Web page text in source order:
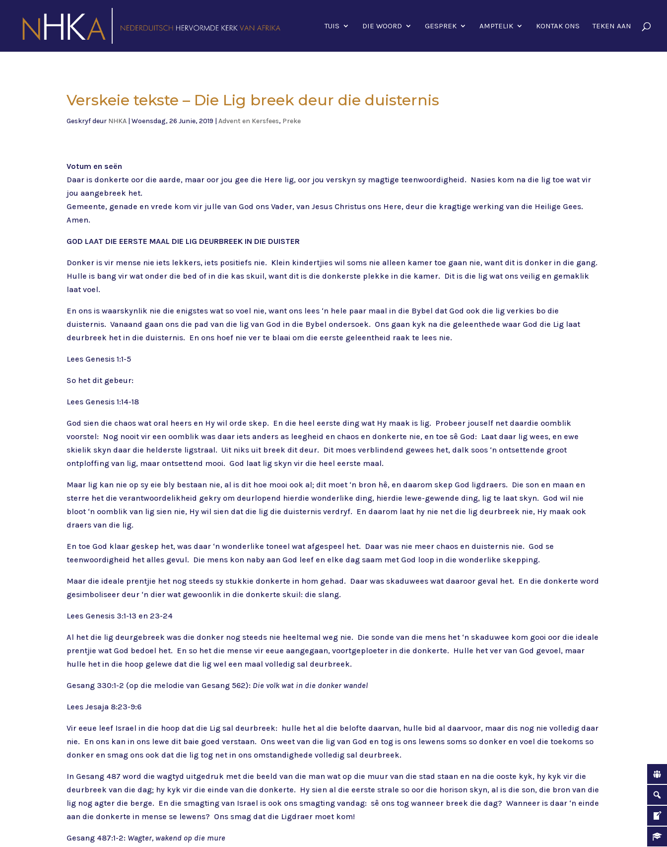
TUIS DIE WOORD GESPREK AMPTELIK KONTAK ONS TEKEN AAN
Verskeie tekste – Die Lig breek deur die duisternis
Geskryf deur NHKA |Woensdag, 26 Junie, 2019 |Advent en Kersfees, Preke
Votum en seën
Daar is donkerte oor die aarde, maar oor jou gee die Here lig, oor jou verskyn sy magtige teenwoordigheid. Nasies kom na die lig toe wat vir
jou aangebreek het.
Gemeente, genade en vrede kom vir julle van God ons Vader, van Jesus Christus ons Here, deur die kragtige werking van die Heilige Gees.
Amen.
GOD LAAT DIE EERSTE MAAL DIE LIG DEURBREEK IN DIE DUISTER
Donker is vir mense nie iets lekkers, iets positiefs nie. Klein kindertjies wil soms nie alleen kamer toe gaan nie, want dit is donker in die gang.
Hulle is bang vir wat onder die bed of in die kas skuil, want dit is die donkerste plekke in die kamer. Dit is die lig wat ons veilig en gemaklik
laat voel.
En ons is waarskynlik nie die enigstes wat so voel nie, want ons lees ‘n hele paar maal in die Bybel dat God ook die lig verkies bo die
duisternis. Vanaand gaan ons die pad van die lig van God in die Bybel ondersoek. Ons gaan kyk na die geleenthede waar God die Lig laat
deurbreek het in die duisternis. En ons hoef nie ver te blaai om die eerste geleentheid raak te lees nie.
Lees Genesis 1:1-5
So het dit gebeur:
Lees Genesis 1:14-18
God sien die chaos wat oral heers en Hy wil orde skep. En die heel eerste ding wat Hy maak is lig. Probeer jouself net daardie oomblik
voorstel: Nog nooit vir een oomblik was daar iets anders as leegheid en chaos en donkerte nie, en toe sê God: Laat daar lig wees, en ewe
skielik skyn daar die helderste ligstraal. Uit niks uit breek dit deur. Dit moes verblindend gewees het, dalk soos ‘n ontsettende groot
ontploffing van lig, maar ontsettend mooi. God laat lig skyn vir die heel eerste maal.
Maar lig kan nie op sy eie bly bestaan nie, al is dit hoe mooi ook al; dit moet ‘n bron hê, en daarom skep God ligdraers. Die son en maan en
sterre het die verantwoordelikheid gekry om deurlopend hierdie wonderlike ding, hierdie lewe-gewende ding, lig te laat skyn. God wil nie
bloot ‘n oomblik van lig sien nie, Hy wil sien dat die lig die duisternis verdryf. En daarom laat hy nie net die lig deurbreek nie, Hy maak ook
draers van die lig.
En toe God klaar geskep het, was daar ‘n wonderlike toneel wat afgespeel het. Daar was nie meer chaos en duisternis nie. God se
teenwoordigheid het alles gevul. Die mens kon naby aan God leef en elke dag saam met God loop in die wonderlike skepping.
Maar die ideale prentjie het nog steeds sy stukkie donkerte in hom gehad. Daar was skaduwees wat daaroor geval het. En die donkerte word
gesimboliseer deur ‘n dier wat gewoonlik in die donkerte skuil: die slang.
Lees Genesis 3:1-13 en 23-24
Al het die lig deurgebreek was die donker nog steeds nie heeltemal weg nie. Die sonde van die mens het ‘n skaduwee kom gooi oor die ideale
prentjie wat God bedoel het. En so het die mense vir eeue aangegaan, voortgeploeter in die donkerte. Hulle het ver van God gevoel, maar
hulle het in die hoop gelewe dat die lig wel een maal volledig sal deurbreek.
Gesang 330:1-2 (op die melodie van Gesang 562): Die volk wat in die donker wandel
Lees Jesaja 8:23-9:6
Vir eeue leef Israel in die hoop dat die Lig sal deurbreek: hulle het al die belofte daarvan, hulle bid al daarvoor, maar dis nog nie volledig daar
nie. En ons kan in ons lewe dit baie goed verstaan. Ons weet van die lig van God en tog is ons lewens soms so donker en voel die toekoms so
donker en smag ons ook dat die lig tog net in ons omstandighede volledig sal deurbreek.
In Gesang 487 word die wagtyd uitgedruk met die beeld van die man wat op die muur van die stad staan en na die ooste kyk, hy kyk vir die
deurbreek van die dag; hy kyk vir die einde van die donkerte. Hy sien al die eerste strale so oor die horison skyn, al is die son, die bron van die
lig nog agter die berge. En die smagting van Israel is ook ons smagting vandag: sê ons tog wanneer breek die dag? Wanneer is daar ‘n einde
aan die donkerte in mense se lewens? Ons smag dat die Ligdraer moet kom!
Gesang 487:1-2: Wagter, wakend op die mure